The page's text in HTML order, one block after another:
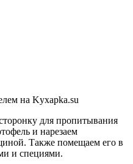
на Kyxapka.su
для пропитывания
и нарезаем
Также помещаем его в
и специями.